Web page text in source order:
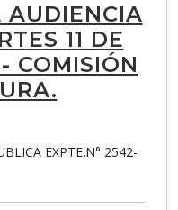
AUDIENCIA
11 DE
COMISIÓN
EXPTE.N° 2542-